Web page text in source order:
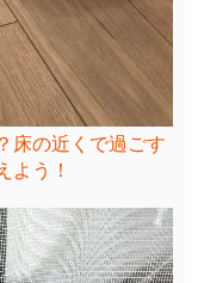
床の近くで過ごす
よう！